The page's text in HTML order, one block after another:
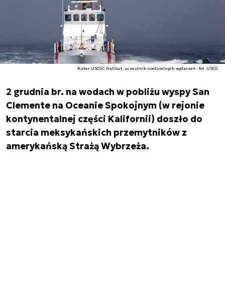
Kuter USCGC Halibut, uczestnik niedzielnych wydarzeń - fot. USCG
2 grudnia br. na wodach w pobliżu wyspy San
Clemente na Oceanie Spokojnym (w rejonie
kontynentalnej części Kalifornii) doszło do
starcia meksykańskich przemytników z
amerykańską Strażą Wybrzeża.